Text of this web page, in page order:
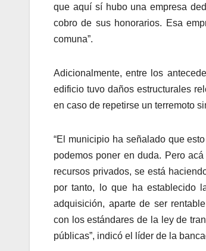
que aquí sí hubo una empresa
cobro de sus honorarios. Esa
comuna”.
Adicionalmente, entre los
edificio tuvo daños estructurales
en caso de repetirse un terremoto
“El municipio ha señalado que
podemos poner en duda. Pero
recursos privados, se está
por tanto, lo que ha establecido
adquisición, aparte de ser
con los estándares de la ley de
públicas”, indicó el líder de la